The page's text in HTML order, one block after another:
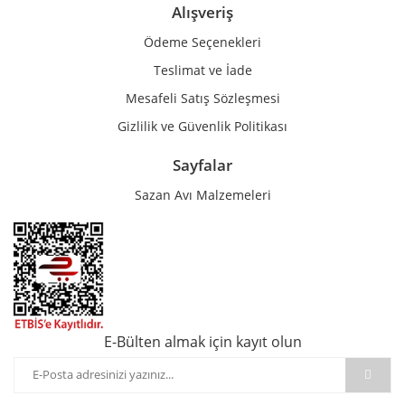
Alışveriş
Ödeme Seçenekleri
Teslimat ve İade
Mesafeli Satış Sözleşmesi
Gizlilik ve Güvenlik Politikası
Sayfalar
Sazan Avı Malzemeleri
E-Bülten almak için kayıt olun